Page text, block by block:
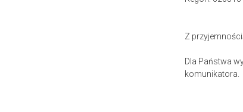
Z
Dla Państwa
komunikatora.